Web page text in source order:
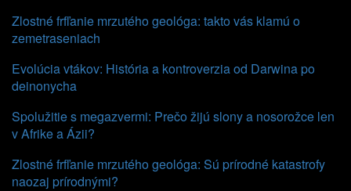
Zlostné frfľanie mrzutého geológa: takto vás klamú o
zemetraseniach
Evolúcia vtákov: História a kontroverzia od Darwina po
deinonycha
Spolužitie s megazvermi: Prečo žijú slony a nosorožce len
v Afrike a Ázii?
Zlostné frfľanie mrzutého geológa: Sú prírodné katastrofy
naozaj prírodnými?